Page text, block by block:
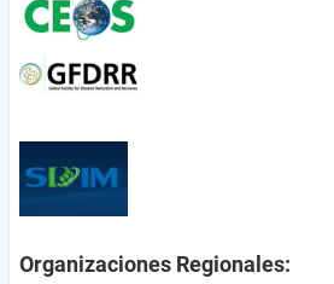
Organizaciones Regionales: